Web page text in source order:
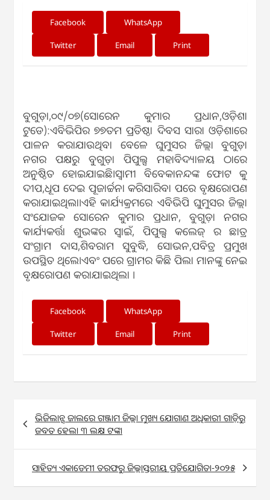
Facebook WhatsApp
Twitter Email Print
ବୁଗୁଡ଼ା,୦୯/୦୭(ସୋରେନ କୁମାର ପ୍ରଧାନ,ଓଡ଼ିଶା
ଟୁଡେ):ଏବିଭିପିର ୭୭ତମ ପ୍ରତିଷ୍ଠା ଦିବସ ସାରା ଓଡ଼ିଶାରେ
ପାଳନ କରାଯାଉଥିବା ବେଳେ ଘୁମୁସର ଜିଲ୍ଲା ବୁଗୁଡ଼ା
ନଗର ପକ୍ଷରୁ ବୁଗୁଡ଼ା ପିପୁଲ୍ସ ମହାବିଦ୍ୟାଳୟ ଠାରେ
ଅନୁଷ୍ଠିତ ହୋଇଯାଇଛି।ସ୍ବାମୀ ବିବେକାନନ୍ଦଙ୍କ ଫୋଟ କୁ
ଦୀପ,ଧୂପ ଦେଇ ପୂଜାର୍ଚ୍ଚନା କରିସାରିବା ପରେ ବୃକ୍ଷରୋପଣ
କରାଯାଇଥିଲା।ଏହି କାର୍ଯ୍ୟକ୍ରମରେ ଏବିଭିପି ଘୁମୁସର ଜିଲ୍ଲା
ସଂଯୋଜକ ସୋରେନ କୁମାର ପ୍ରଧାନ, ବୁଗୁଡ଼ା ନଗର
କାର୍ଯ୍ୟକର୍ତ୍ତା ଶୁଭଙ୍କର ସ୍ୱାଇଁ, ପିପୁଲ୍ସ କଲେଜ୍ ର ଛାତ୍ର
ସଂଗ୍ରାମ ଦାସ,ଶିବରାମ ସୁବୁଦ୍ଧି, ସୋଭନ,ପବିତ୍ର ପ୍ରମୁଖ
ଉପସ୍ଥିତ ଥିଲେ।ଏବଂ ପରେ ଗ୍ରାମର କିଛି ପିଲା ମାନଙ୍କୁ ନେଇ
ବୃକ୍ଷରୋପଣ କରାଯାଇଥିଲା ।
Facebook WhatsApp
Twitter Email Print
Post
navigation
ଭିଜିଲାନ୍ସ ଜାଲରେ ଗଞ୍ଜାମ ଜିଲ୍ଲା ମୁଖ୍ୟ ଯୋଗାଣ ଅଧିକାରୀ ଗାଡ଼ିରୁ
ଜବତ ହେଲା ୩ ଲକ୍ଷ ଟଙ୍କା
ସାହିତ୍ୟ ଏକାଡେମୀ ତରଫରୁ ଜିଲ୍ଲାସ୍ତରୀୟ ପ୍ରତିଯୋଗିତା-୨୦୨୫